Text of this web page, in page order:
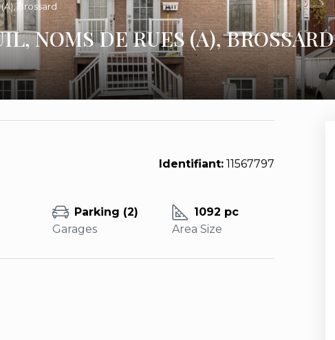
Brossard
NOMS DE RUES (A), BROSSARD
Identifiant: 11567797
Parking (2)
Garages
1092 pc
Area Size